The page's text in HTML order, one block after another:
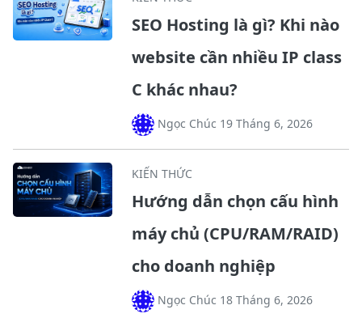
SEO Hosting là gì? Khi nào
website cần nhiều IP class
C khác nhau?
Ngọc Chúc 19 Tháng 6, 2026
KIẾN THỨC
Hướng dẫn chọn cấu hình
máy chủ (CPU/RAM/RAID)
cho doanh nghiệp
Ngọc Chúc 18 Tháng 6, 2026